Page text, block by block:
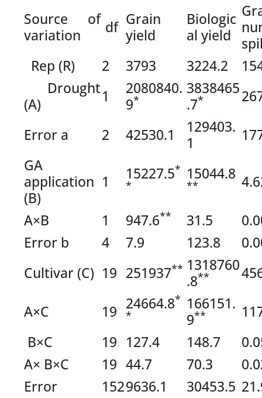
Source of
variation
df Grain
yield
Biologic
al yield
Rep (R)
2 3793 3224.2
Drought
(A)
1
2080840.
9*
3838465
.7*
Error a 2 42530.1
129403.
1
GA
application
(B)
1 15227.5*
*
15044.8
**
A×B 1 947.6** 31.5
Error b
4 7.9 123.8
Cultivar (C) 19 251937** 1318760
.8**
A×C 19 24664.8*
*
166151.
9**
B×C
19 127.4 148.7
A× B×C
19 44.7 70.3
Error
1529636.1 30453.5